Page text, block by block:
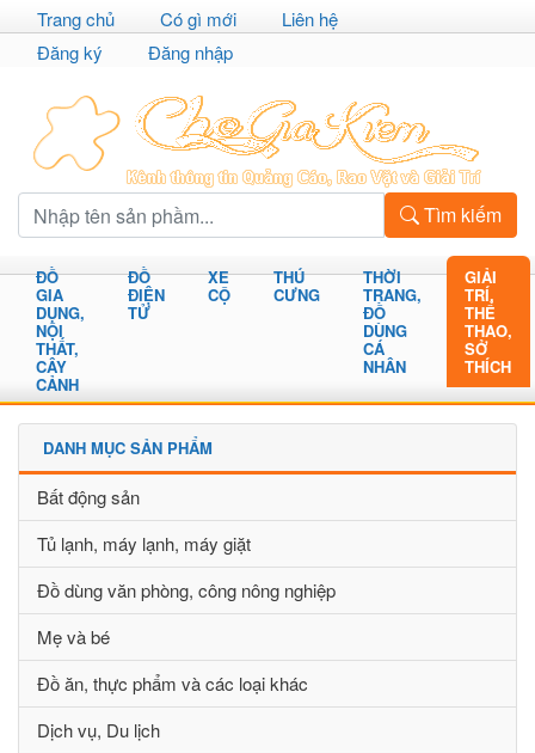
Trang chủ Có gì mới
Liên hệ
Đăng ký
Đăng nhập
Tìm kiếm
ĐỒ
GIA
DỤNG,
NỘI
THẤT,
CÂY
CẢNH
ĐỒ
ĐIỆN
TỬ
XE
CỘ
THÚ
CƯNG
THỜI
TRANG,
ĐỒ
DÙNG
CÁ
NHÂN
GIẢI
TRÍ,
THỂ
THAO,
SỞ
THÍCH
DANH MỤC SẢN PHẨM
Bất động sản
Tủ lạnh, máy lạnh, máy giặt
Đồ dùng văn phòng, công nông nghiệp
Mẹ và bé
Đồ ăn, thực phẩm và các loại khác
Dịch vụ, Du lịch